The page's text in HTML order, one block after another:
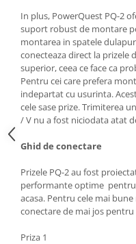
In plus, PowerQuest PQ-2
suport robust de montare
montarea in spatele
conecteaza direct la
superior, ceea ce face ca
Pentru cei care prefera
indepartat cu usurinta.
cele sase prize. Trimiterea
/ V nu a fost niciodata atat
Ghid de conectare
Prizele PQ-2 au fost
performante optime
acasa. Pentru cele mai
conectare de mai jos
Priza 1